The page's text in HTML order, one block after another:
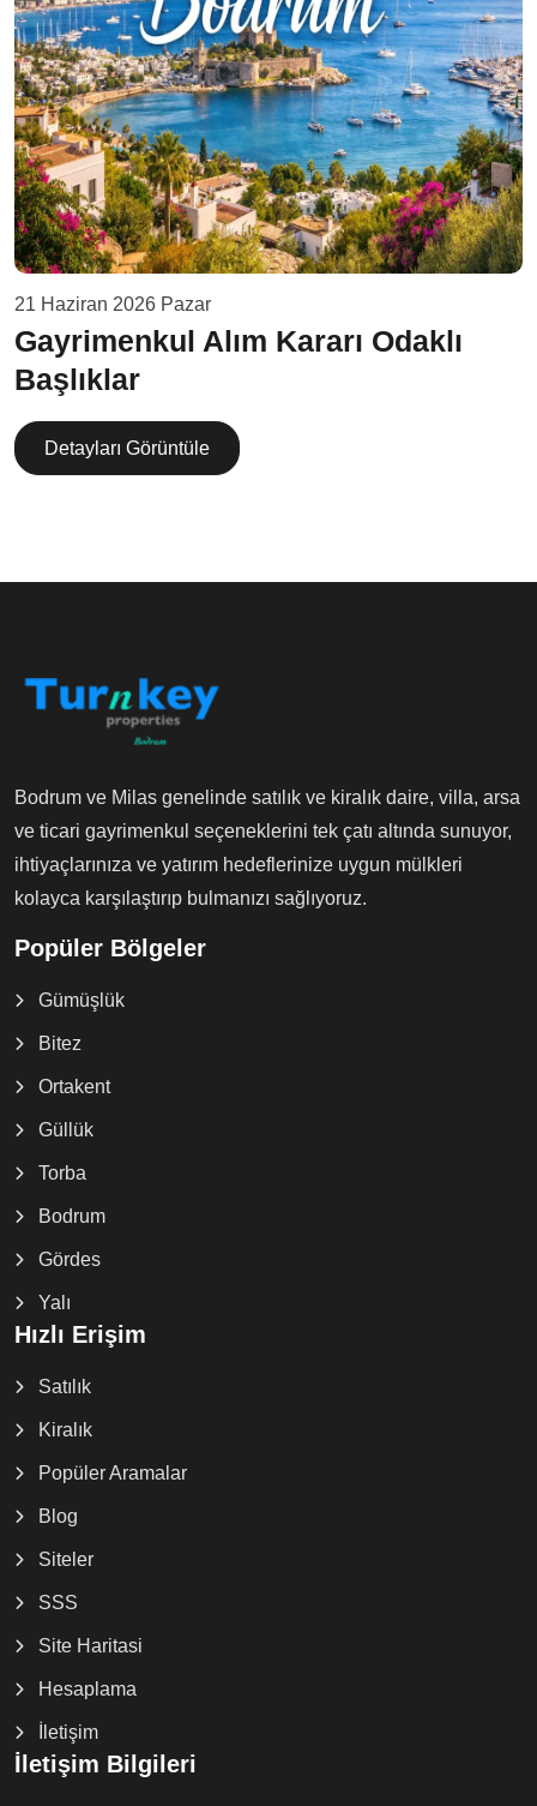
21 Haziran 2026 Pazar
Gayrimenkul Alım Kararı Odaklı
Başlıklar
Detayları Görüntüle
Bodrum ve Milas genelinde satılık ve kiralık daire, villa, arsa
ve ticari gayrimenkul seçeneklerini tek çatı altında sunuyor,
ihtiyaçlarınıza ve yatırım hedeflerinize uygun mülkleri
kolayca karşılaştırıp bulmanızı sağlıyoruz.
Popüler Bölgeler
Gümüşlük
Bitez
Ortakent
Güllük
Torba
Bodrum
Gördes
Yalı
Hızlı Erişim
Satılık
Kiralık
Popüler Aramalar
Blog
Siteler
SSS
Site Haritasi
Hesaplama
İletişim
İletişim Bilgileri